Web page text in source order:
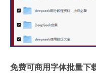
免费可商用字体批量下